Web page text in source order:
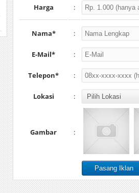
Harga :
Nama* :
E-Mail* :
Telepon* :
Lokasi :
Gambar :